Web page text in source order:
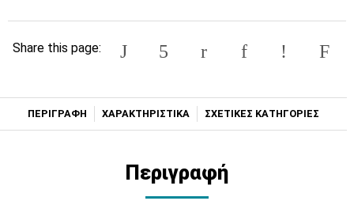
Share this page:
ΠΕΡΙΓΡΑΦΗ ΧΑΡΑΚΤΗΡΙΣΤΙΚΑ ΣΧΕΤΙΚΕΣ ΚΑΤΗΓΟΡΙΕΣ
Περιγραφή